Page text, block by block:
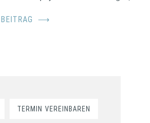
⟶
TERMIN VEREINBAREN